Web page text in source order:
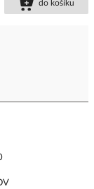
do košíku